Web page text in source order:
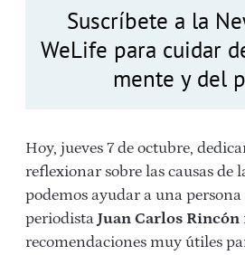
Suscríbete a la
WeLife para cuidar
mente y del
Hoy, jueves 7 de octubre,
reflexionar sobre las causas de
podemos ayudar a una
periodista Juan Carlos Rincón
recomendaciones muy útiles